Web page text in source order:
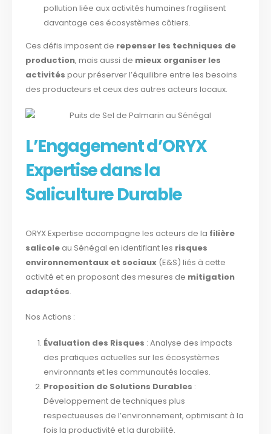
pollution liée aux activités humaines fragilisent
davantage ces écosystèmes côtiers.
Ces défis imposent de repenser les techniques de
production, mais aussi de mieux organiser les
activités pour préserver l’équilibre entre les besoins
des producteurs et ceux des autres acteurs locaux.
L’Engagement d’ORYX
Expertise dans la
Saliculture Durable
ORYX Expertise accompagne les acteurs de la filière
salicole au Sénégal en identifiant les risques
environnementaux et sociaux (E&S) liés à cette
activité et en proposant des mesures de mitigation
adaptées.
Nos Actions :
Évaluation des Risques : Analyse des impacts
des pratiques actuelles sur les écosystèmes
environnants et les communautés locales.
Proposition de Solutions Durables :
Développement de techniques plus
respectueuses de l’environnement, optimisant à la
fois la productivité et la durabilité.